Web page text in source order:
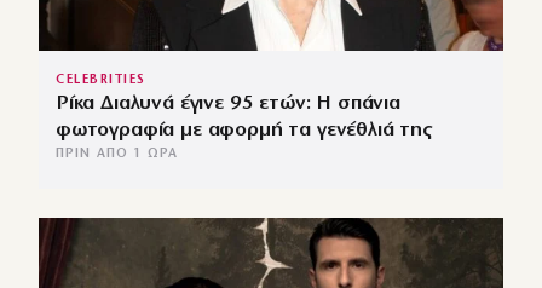
CELEBRITIES
Ρίκα Διαλυνά έγινε 95 ετών: Η σπάνια
φωτογραφία με αφορμή τα γενέθλιά της
ΠΡΙΝ ΑΠΌ 1 ΏΡΑ